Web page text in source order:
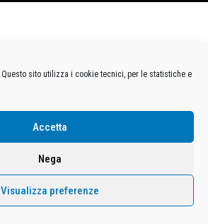
Questo sito utilizza i cookie tecnici, per le statistiche e
Accetta
Nega
Visualizza preferenze